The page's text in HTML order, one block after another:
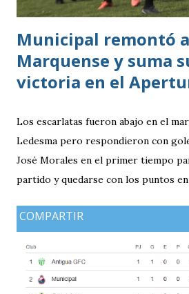
resultados, particularmente del de
Municipal remontó
Marquense y suma
victoria en el
Los escarlatas fueron abajo en el
Ledesma pero respondieron con
José Morales en el primer tiempo
partido y quedarse con los puntos
COMPARTIR